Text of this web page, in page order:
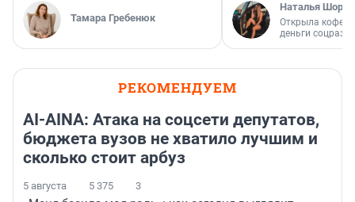
Тамара Гребенюк
Наталья
Открыла
деньги
РЕКОМЕНДУЕМ
AI-AINA: Атака на соцсети депутатов,
бюджета вузов не хватило лучшим и
сколько стоит арбуз
5 августа 5 375 3